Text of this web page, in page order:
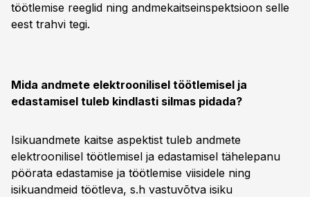
töötlemise reeglid ning andmekaitseinspektsioon selle
eest trahvi tegi.
Mida andmete elektroonilisel töötlemisel ja
edastamisel tuleb kindlasti silmas pidada?
Isikuandmete kaitse aspektist tuleb andmete
elektroonilisel töötlemisel ja edastamisel tähelepanu
pöörata edastamise ja töötlemise viisidele ning
isikuandmeid töötleva, s.h vastuvõtva isiku